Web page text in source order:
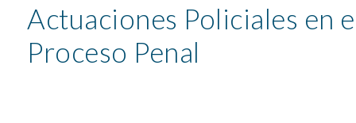
Actuaciones Policiales en
Proceso Penal